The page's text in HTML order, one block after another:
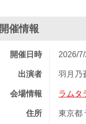
開催情報
開催日時 2026/
出演者 羽月乃
会場情報 ラムタ
住所 東京都